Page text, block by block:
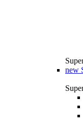
new